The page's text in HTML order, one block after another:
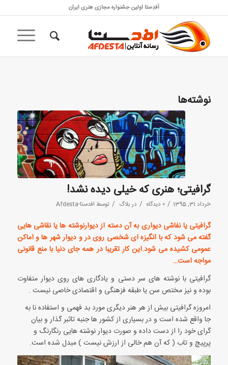
اَفدِستا اولین جشنواره مجازی هنری ایران
نوشته‌ها
گرافیتی؛ هنری که خیلی دیده نشد!
خرداد 31, 1395 / 0 دیدگاه / در بلاگ / توسط افدستا-Afdesta
گرافیتی یا نفاشی دیواری به آن دسته از دیوارنوشته ها یا نقاشی هایی
گفته می شود که با انگیزه ای شخصی روی در و دیوار شهر ها و اماکن
عمومی کشیده می شود.این کار تقریبا در همه جای دنیا با منع قانونی
مواجه است…
گرافیتی با نوشته های سر دستی و یادگاری های روی دیوار متفاوت
بوده و نیز مختص سن یا طبقه فزهنگی و اقتصادی خاصی نیست .
امروزه گرافیتی بیش از هر هنر دیگری مورد بد فهمی و استفاده نا به
جا واقع شده است و در بسیاری از کشور ها جنبه تاثبر گذار و بیان
گرای خود را از دست داده و صورت دیوار نوشته هایی رنگارنگ و
پرپیچ و تاب ( که آن هم خالی از ارزش نیست ) مبدل شده است.